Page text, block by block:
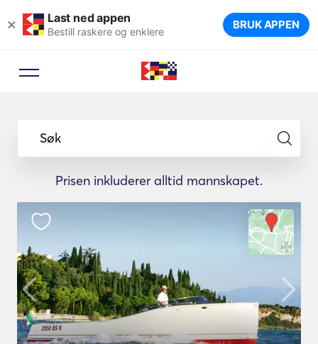
× Last ned appen
Bestill raskere og enklere BRUK APPEN
Søk
Prisen inkluderer alltid mannskapet.